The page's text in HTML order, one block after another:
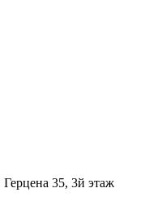
Герцена 35, 3й этаж